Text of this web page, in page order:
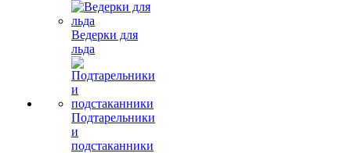
Ведерки для
льда
Подтарельники
и
подстаканники